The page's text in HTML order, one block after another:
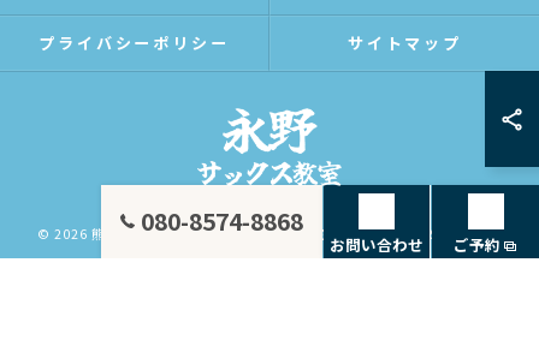
080-8574-8868
お問い合わせ ご予約
プライバシーポリシー サイトマップ
© 2026 熊本の音楽教室なら永野サックス教室 ALL RIGHTS RESERVED.